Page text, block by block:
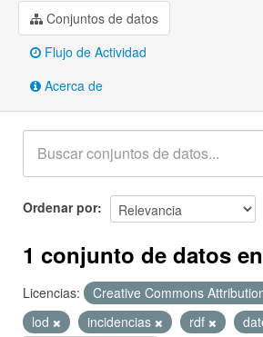
Conjuntos de datos
Flujo de Actividad
Acerca de
Ordenar por
1 conjunto de datos
Licencias: Creative Commons
lod
incidencias rdf